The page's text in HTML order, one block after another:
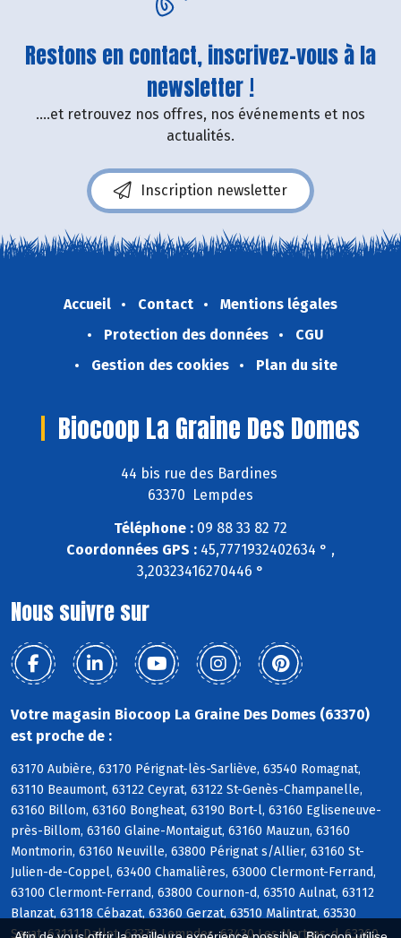
Restons en contact, inscrivez-vous à la
newsletter !
....et retrouvez nos offres, nos événements et nos
actualités.
Inscription newsletter
Accueil Contact
Mentions légales
Protection des données
CGU
Gestion des cookies
Plan du site
Biocoop La Graine Des Domes
44 bis rue des Bardines
63370 Lempdes
Téléphone : 09 88 33 82 72
Coordonnées GPS : 45,7771932402634 ° ,
3,20323416270446 °
Nous suivre sur
Votre magasin Biocoop La Graine Des Domes (63370)
est proche de :
63170 Aubière, 63170 Pérignat-lès-Sarliève, 63540 Romagnat,
63110 Beaumont, 63122 Ceyrat, 63122 St-Genès-Champanelle,
63160 Billom, 63160 Bongheat, 63190 Bort-l, 63160 Egliseneuve-
près-Billom, 63160 Glaine-Montaigut, 63160 Mauzun, 63160
Montmorin, 63160 Neuville, 63800 Pérignat s/Allier, 63160 St-
Julien-de-Coppel, 63400 Chamalières, 63000 Clermont-Ferrand,
63100 Clermont-Ferrand, 63800 Cournon-d, 63510 Aulnat, 63112
Blanzat, 63118 Cébazat, 63360 Gerzat, 63510 Malintrat, 63530
Sayat, 63111 Dallet, 63370 Lempdes, 63430 Les Martres-d, 63360